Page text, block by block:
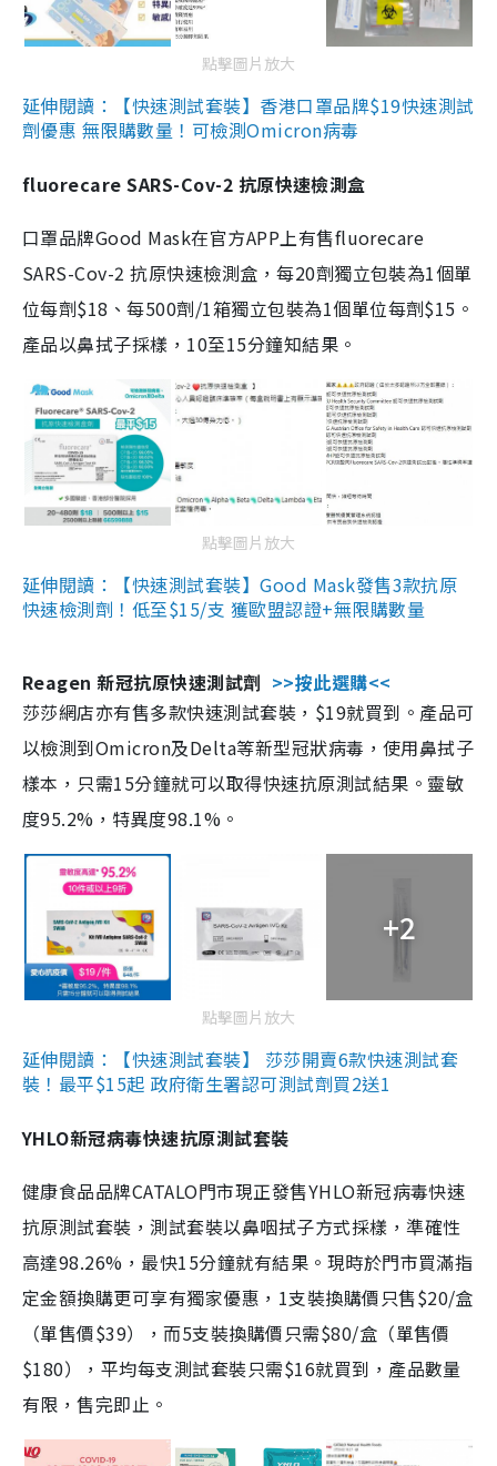
點擊圖片放大
延伸閱讀：【快速測試套裝】香港口罩品牌$19快速測試
劑優惠 無限購數量！可檢測Omicron病毒
fluorecare SARS-Cov-2 抗原快速檢測盒
口罩品牌Good Mask在官方APP上有售fluorecare
SARS-Cov-2 抗原快速檢測盒，每20劑獨立包裝為1個單
位每劑$18、每500劑/1箱獨立包裝為1個單位每劑$15。
產品以鼻拭子採樣，10至15分鐘知結果。
點擊圖片放大
延伸閱讀：【快速測試套裝】Good Mask發售3款抗原
快速檢測劑！低至$15/支 獲歐盟認證+無限購數量
Reagen 新冠抗原快速測試劑 >>按此選購<<
莎莎網店亦有售多款快速測試套裝，$19就買到。產品可
以檢測到Omicron及Delta等新型冠狀病毒，使用鼻拭子
樣本，只需15分鐘就可以取得快速抗原測試結果。靈敏
度95.2%，特異度98.1%。
+2
點擊圖片放大
延伸閱讀：【快速測試套裝】 莎莎開賣6款快速測試套
裝！最平$15起 政府衛生署認可測試劑買2送1
YHLO新冠病毒快速抗原測試套裝
健康食品品牌CATALO門市現正發售YHLO新冠病毒快速
抗原測試套裝，測試套裝以鼻咽拭子方式採樣，準確性
高達98.26%，最快15分鐘就有結果。現時於門市買滿指
定金額換購更可享有獨家優惠，1支裝換購價只售$20/盒
（單售價$39），而5支裝換購價只需$80/盒（單售價
$180），平均每支測試套裝只需$16就買到，產品數量
有限，售完即止。